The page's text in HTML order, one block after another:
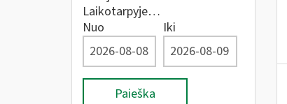
Laikotarpyje…
Nuo
Iki
Paieška